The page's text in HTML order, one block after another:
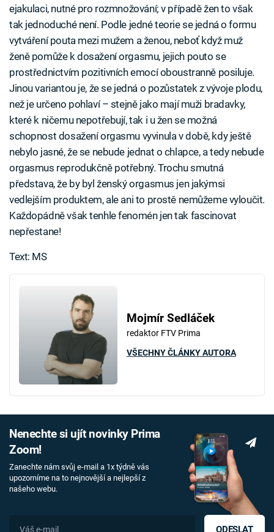
ejakulaci, nutné pro rozmnožování; v případě žen to však
tak jednoduché není. Podle jedné teorie se jedná o formu
vytváření pouta mezi mužem a ženou, neboť když muž
ženě pomůže k dosažení orgasmu, jejich pouto se
prostřednictvím pozitivních emocí oboustranně posiluje.
Jinou variantou je, že se jedná o pozůstatek z vývoje plodu,
než je určeno pohlaví – stejně jako mají muži bradavky,
které k ničemu nepotřebují, tak i u žen se možná
schopnost dosažení orgasmu vyvinula v době, kdy ještě
nebylo jasné, že se nebude jednat o chlapce, a tedy nebude
orgasmus reprodukčně potřebný. Trochu smutná
představa, že by byl ženský orgasmus jen jakýmsi
vedlejším produktem, ale ani to prostě nemůžeme vyloučit.
Každopádně však tenhle fenomén jen tak fascinovat
nepřestane!
Text: MS
Mojmír Sedláček
redaktor FTV Prima
VŠECHNY ČLÁNKY AUTORA
Nenechte si ujít novinky Prima
Zoom!
Zanechte nám svůj e-mail a 1x týdně vás
upozorníme na to nejnovější a nejlepší z
našeho webu.
ODESLAT